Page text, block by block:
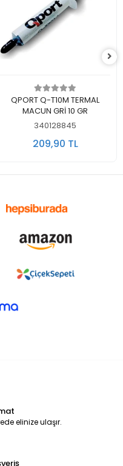
Sepete Ekle
QPORT Q-T10M TERMAL
MACUN GRİ 10 GR
340128845
209,90 TL
elinize ulaşır.